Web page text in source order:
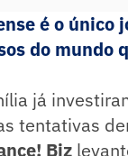
é o único
do mundo
já
tentativas
Biz